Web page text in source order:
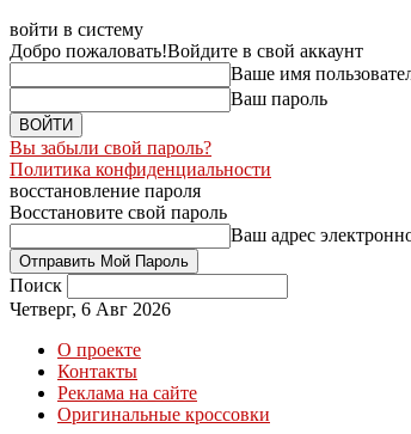
войти в систему
Добро пожаловать!Войдите в свой аккаунт
Ваше имя
Ваш пароль
Вы забыли свой пароль?
Политика конфиденциальности
восстановление пароля
Восстановите свой пароль
Ваш адрес
Поиск
Четверг, 6 Авг 2026
О проекте
Контакты
Реклама на сайте
Оригинальные кроссовки